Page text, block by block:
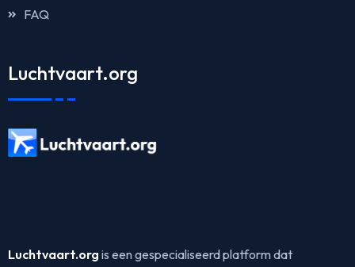
FAQ
Luchtvaart.org
Luchtvaart.org is een gespecialiseerd platform dat